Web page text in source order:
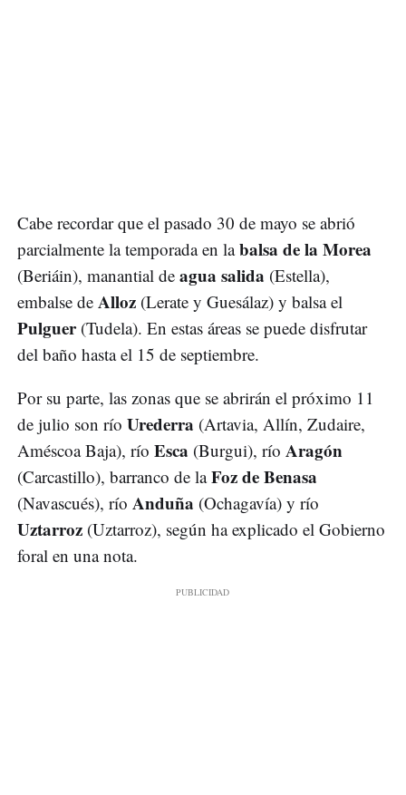
Cabe recordar que el pasado 30 de mayo se abrió
parcialmente la temporada en labalsa de la Morea
(Beriáin), manantial de agua salida (Estella),
embalse de Alloz (Lerate y Guesálaz) y balsa el
Pulguer(Tudela). En estas áreas se puede disfrutar
del baño hasta el 15 de septiembre.
Por su parte, las zonas que se abrirán el próximo 11
de julio son río Urederra (Artavia, Allín, Zudaire,
Améscoa Baja), río Esca (Burgui), río Aragón
(Carcastillo), barranco de laFoz de Benasa
(Navascués), río Anduña (Ochagavía) y río
Uztarroz (Uztarroz), según ha explicado el Gobierno
foral en una nota.